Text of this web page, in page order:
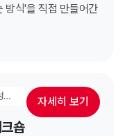
방식'을 직접 만들어간
일하는 방식 수립, 퍼실리테이션 과정, 고성과 팀 만들기 자세히 보기
숍